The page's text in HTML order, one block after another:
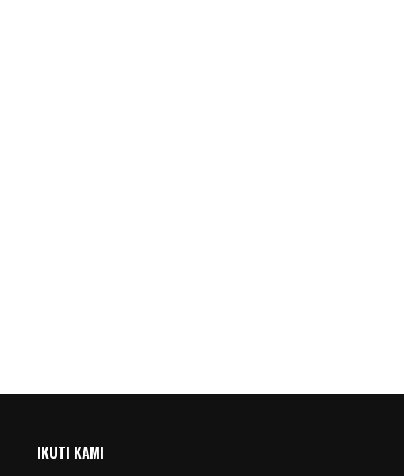
IKUTI KAMI